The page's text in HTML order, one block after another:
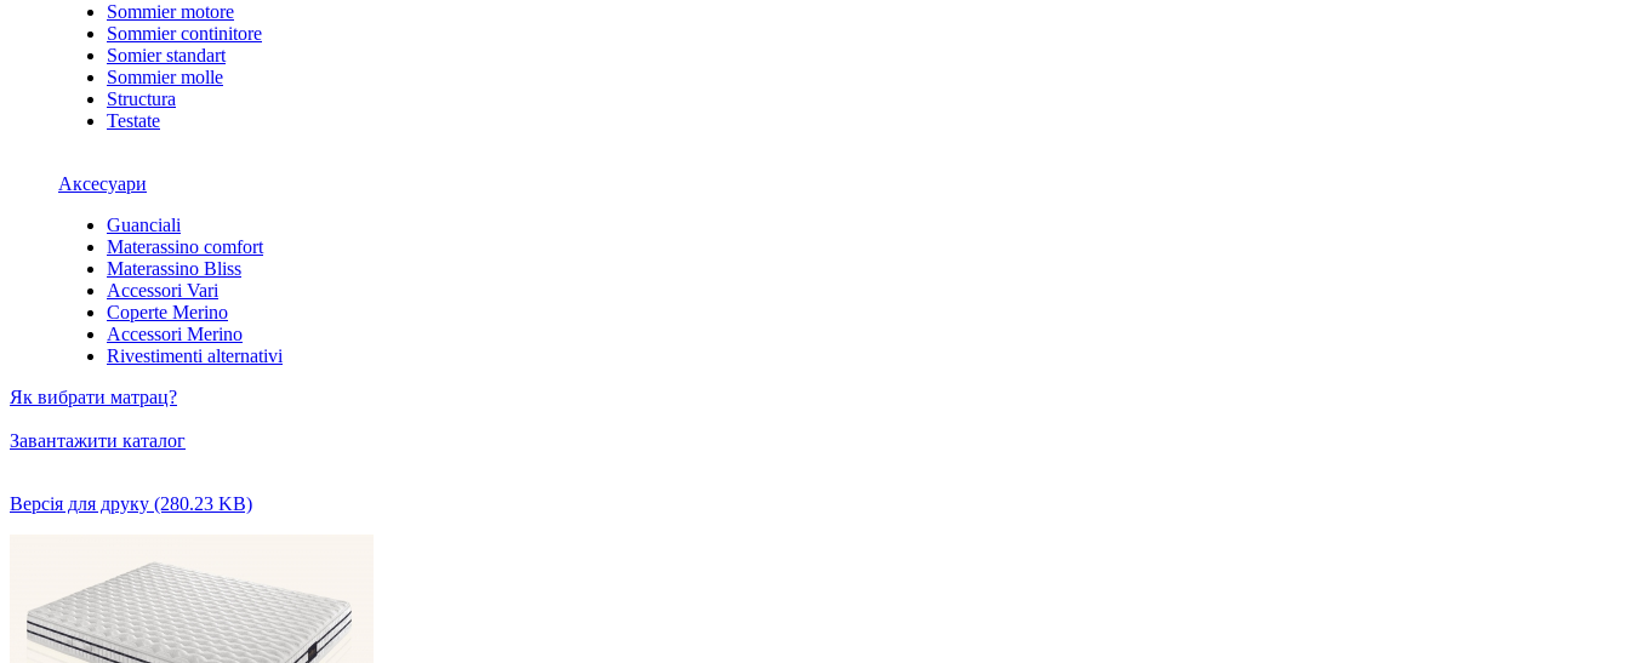
Sommier motore
Sommier continitore
Somier standart
Sommier molle
Structura
Testate
Аксесуари
Guanciali
Materassino comfort
Materassino Bliss
Accessori Vari
Coperte Merino
Accessori Merino
Rivestimenti alternativi
Як вибрати матрац?
Завантажити каталог
Версія для друку (280.23 KB)